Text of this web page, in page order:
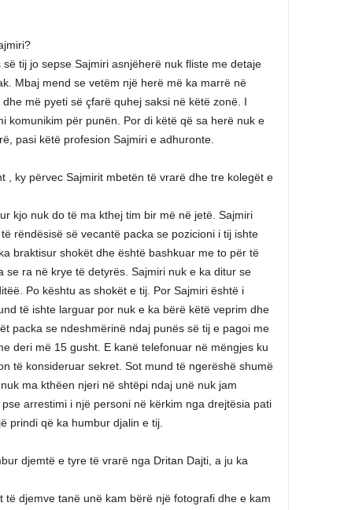
tij jo sepse Sajmiri asnjëherë nuk fliste me detaje
Mbaj mend se vetëm një herë më ka marrë në
më pyeti së çfarë quhej saksi në këtë zonë. I
komunikim për punën. Por di këtë që sa herë nuk e
pasi këtë profesion Sajmiri e adhuronte.
, ky përvec Sajmirit mbetën të vrarë dhe tre kolegët e
kjo nuk do të ma kthej tim bir më në jetë. Sajmiri
rëndësisë së vecantë packa se pozicioni i tij ishte
braktisur shokët dhe është bashkuar me to për të
ra në krye të detyrës. Sajmiri nuk e ka ditur se
Po kështu as shokët e tij. Por Sajmiri është i
të ishte larguar por nuk e ka bërë këtë veprim dhe
packa se ndeshmërinë ndaj punës së tij e pagoi me
deri më 15 gusht. E kanë telefonuar në mëngjes ku
të konsideruar sekret. Sot mund të ngerëshë shumë
ma kthëen njeri në shtëpi ndaj unë nuk jam
arrestimi i një personi në kërkim nga drejtësia pati
prindi që ka humbur djalin e tij.
djemtë e tyre të vrarë nga Dritan Dajti, a ju ka
djemve tanë unë kam bërë një fotografi dhe e kam